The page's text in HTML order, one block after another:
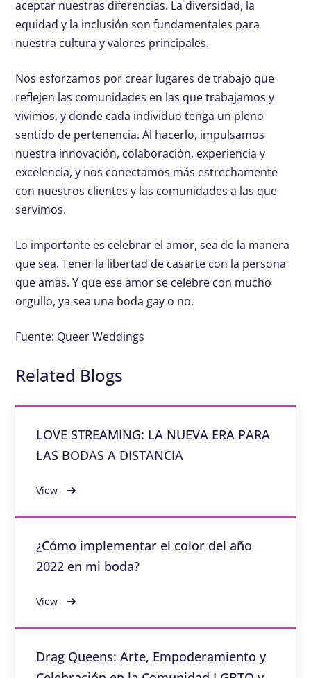
aceptar nuestras diferencias. La diversidad, la
equidad y la inclusión son fundamentales para
nuestra cultura y valores principales.
Nos esforzamos por crear lugares de trabajo que
reflejen las comunidades en las que trabajamos y
vivimos, y donde cada individuo tenga un pleno
sentido de pertenencia. Al hacerlo, impulsamos
nuestra innovación, colaboración, experiencia y
excelencia, y nos conectamos más estrechamente
con nuestros clientes y las comunidades a las que
servimos.
Lo importante es celebrar el amor, sea de la manera
que sea. Tener la libertad de casarte con la persona
que amas. Y que ese amor se celebre con mucho
orgullo, ya sea una boda gay o no.
Fuente: Queer Weddings
Related Blogs
LOVE STREAMING: LA NUEVA ERA PARA
LAS BODAS A DISTANCIA
View
¿Cómo implementar el color del año
2022 en mi boda?
View
Drag Queens: Arte, Empoderamiento y